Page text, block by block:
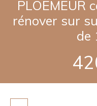
PLOEMEUR
rénover sur
de